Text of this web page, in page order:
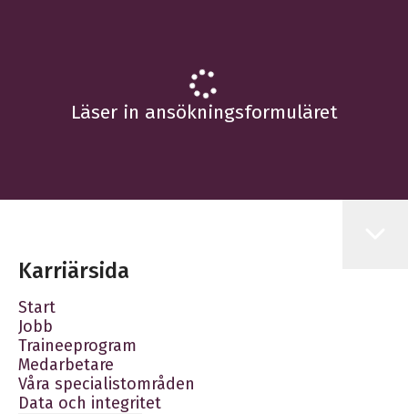
Läser in ansökningsformuläret
Karriärsida
Start
Jobb
Traineeprogram
Medarbetare
Våra specialistområden
Data och integritet